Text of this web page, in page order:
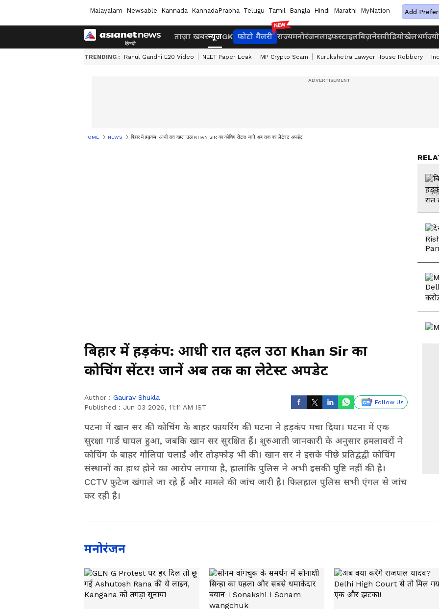
Malayalam Newsable Kannada KannadaPrabha Telugu Tamil Bangla Hindi Marathi MyNation Add
ताज़ा खबरन्यूजGK फोटो गैलरी राज्यमनोरंजनलाइफस्टाइलबिज़नेसवीडियोखेलधर्म
TRENDING : Rahul Gandhi E20 Video NEET Paper Leak MP Crypto Scam Kurukshetra Lawyer House Robbery
HOME NEWS बिहार में हड़कंप: आधी रात दहल उठा KHAN SIR का कोचिंग सेंटर! जानें अब तक का लेटेस्ट अपडेट
बिहार में हड़कंप: आधी रात दहल उठा Khan Sir का
कोचिंग सेंटर! जानें अब तक का लेटेस्ट अपडेट
Author : Gaurav Shukla
Published : Jun 03 2026, 11:11 AM IST
Follow Us
पटना में खान सर की कोचिंग के बाहर फायरिंग की घटना ने हड़कंप मचा दिया। घटना में एक
सुरक्षा गार्ड घायल हुआ, जबकि खान सर सुरक्षित हैं। शुरुआती जानकारी के अनुसार हमलावरों ने
कोचिंग के बाहर गोलियां चलाईं और तोड़फोड़ भी की। खान सर ने इसके पीछे प्रतिद्वंद्वी कोचिंग
संस्थानों का हाथ होने का आरोप लगाया है, हालांकि पुलिस ने अभी इसकी पुष्टि नहीं की है।
CCTV फुटेज खंगाले जा रहे हैं और मामले की जांच जारी है। फिलहाल पुलिस सभी एंगल से जांच
कर रही है।
मनोरंजन